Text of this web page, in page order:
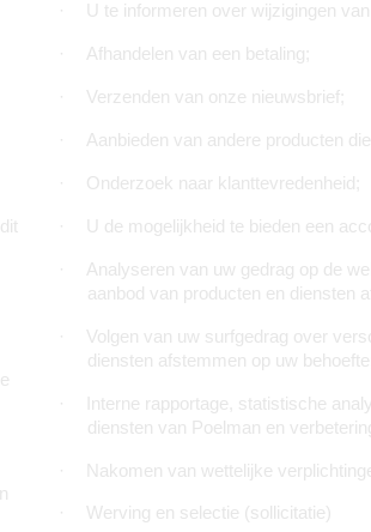
· U te informeren over wijzigingen
· Afhandelen van een betaling;
· Verzenden van onze nieuwsbrief;
· Aanbieden van andere producten
· Onderzoek naar klanttevredenheid;
· U de mogelijkheid te bieden een
·
Analyseren van uw gedrag op de
aanbod van producten en diensten
·
Volgen van uw surfgedrag over
diensten afstemmen op uw behoefte;
·
Interne rapportage, statistische
diensten van Poelman en
· Nakomen van wettelijke
· Werving en selectie (sollicitatie)